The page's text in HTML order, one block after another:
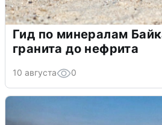
Гид по минералам
гранита до нефрита
10 августа 0